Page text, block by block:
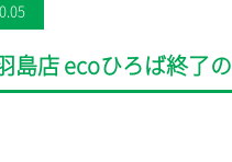
島店 ecoひろば終了